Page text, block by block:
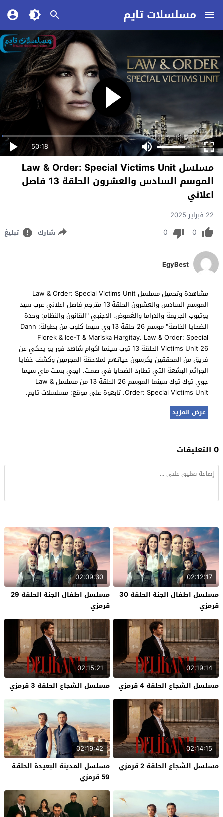
مسلسلات تايم
50:18
مسلسل Law & Order: Special Victims Unit
الموسم السادس والعشرون الحلقة 13 فاصل
اعلاني
22 فبراير 2025
0
0 شارك تبليغ
EgyBest
مشاهدة وتحميل مسلسل Law & Order: Special Victims Unit
الموسم السادس والعشرون الحلقة 13 مترجم فاصل اعلاني عرب سيد
يوتيوب الجريمة والدراما والغموض. الاجنبي "القانون والنظام: وحدة
الضحايا الخاصة" موسم 26 حلقة 13 وي سيما كلوب من بطولة: Dann
Florek & Ice-T & Mariska Hargitay. Law & Order: Special
Victims Unit 26 الحلقة 13 توب سينما اكوام شاهد فور يو يحكي عن
فريق من المحققين يكرسون حياتهم لملاحقة المجرمين وكشف خفايا
الجرائم البشعة التي تطارد الضحايا في صمت. ايجي بست ماي سيما
جوي توك توك سينما الموسم 26 الحلقة 13 من مسلسل Law &
Order: Special Victims Unit. تابعوة على موقع: مسلسلات تايم.
عرض المزيد
0 التعليقات
02:12:17
مسلسل اطفال الجنة الحلقة 30
قرمزي
02:09:30
مسلسل اطفال الجنة الحلقة 29
قرمزي
02:19:14
مسلسل الشجاع الحلقة 4 قرمزي
02:15:21
مسلسل الشجاع الحلقة 3 قرمزي
02:14:15
مسلسل الشجاع الحلقة 2 قرمزي
02:19:42
مسلسل المدينة البعيدة الحلقة
59 قرمزي